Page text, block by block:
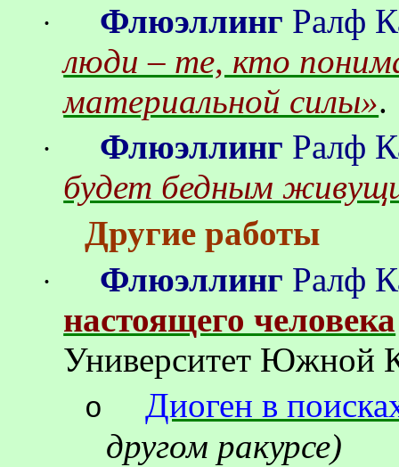
· Флюэллинг Ралф
люди – те, кто
материальной силы».
· Флюэллинг Ралф
будет бедным
Другие работы
· Флюэллинг Ралф
настоящего человека
Университет Южной
o
Диоген в
другом ракурсе)